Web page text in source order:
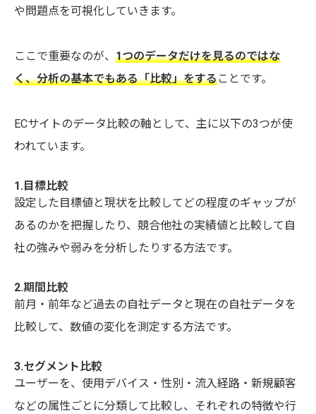
や問題点を可視化していきます。
ここで重要なのが、 1つのデータだけを見るのではな
く、分析の基本でもある「比較」をすることです。
ECサイトのデータ比較の軸として、主に以下の3つが使
われています。
1.目標比較
設定した目標値と現状を比較してどの程度のギャップが
あるのかを把握したり、競合他社の実績値と比較して自
社の強みや弱みを分析したりする方法です。
2.期間比較
前月・前年など過去の自社データと現在の自社データを
比較して、数値の変化を測定する方法です。
3.セグメント比較
ユーザーを、使用デバイス・性別・流入経路・新規顧客
などの属性ごとに分類して比較し、それぞれの特徴や行